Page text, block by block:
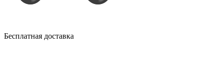
Бесплатная доставка